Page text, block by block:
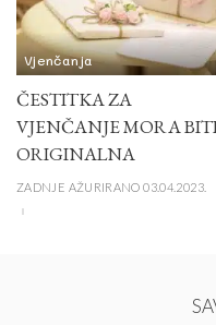
Vjenčanja
ČESTITKA ZA
VJENČANJE MORA
ORIGINALNA
ZADNJE AŽURIRANO 03.04.2023.